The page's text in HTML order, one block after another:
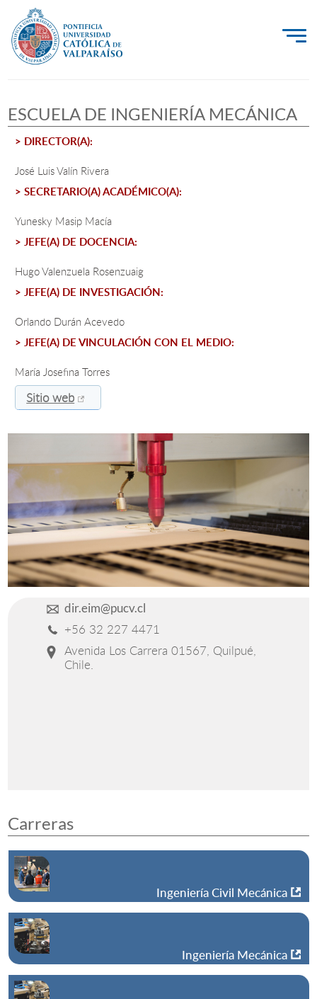
Investigación, Creación e Innovación
PUCV Internacional
Vinculación con el Medio
Admisión
Postgrado
Académicos
Funcionarios
Alumni
ESCUELA DE INGENIERÍA MECÁNICA
> DIRECTOR(A):
José Luis Valín Rivera
> SECRETARIO(A) ACADÉMICO(A):
Yunesky Masip Macía
> JEFE(A) DE DOCENCIA:
Hugo Valenzuela Rosenzuaig
> JEFE(A) DE INVESTIGACIÓN:
Orlando Durán Acevedo
> JEFE(A) DE VINCULACIÓN CON EL MEDIO:
María Josefina Torres
Sitio web
dir.eim@pucv.cl
+56 32 227 4471
Avenida Los Carrera 01567, Quilpué,
Chile.
Carreras
Ingeniería Civil Mecánica
Ingeniería Mecánica